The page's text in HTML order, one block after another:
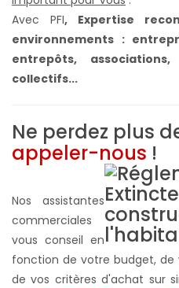
Avec PFI, Expertise
environnements :
entrepôts,
collectifs...
Ne perdez plus
appeler-nous !
Nos assistantes
commerciales
vous conseil en
fonction de votre budget,
de vos critères d'achat sur